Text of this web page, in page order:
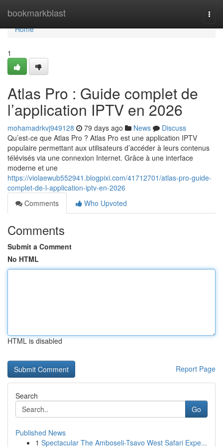
bookmarkblast
Home
Home
1
Atlas Pro : Guide complet de
l’application IPTV en 2026
mohamadrkvj949128 79 days ago News
Discuss
Qu’est-ce que Atlas Pro ? Atlas Pro est une application IPTV
populaire permettant aux utilisateurs d’accéder à leurs contenus
télévisés via une connexion Internet. Grâce à une interface
moderne et une
https://violaewub552941.blogpixi.com/41712701/atlas-pro-guide-
complet-de-l-application-iptv-en-2026
Comments
Who Upvoted
Comments
Submit a Comment
No HTML
HTML is disabled
Report Page
Search
Go
Published News
1 Spectacular The Amboseli-Tsavo West Safari Expe...